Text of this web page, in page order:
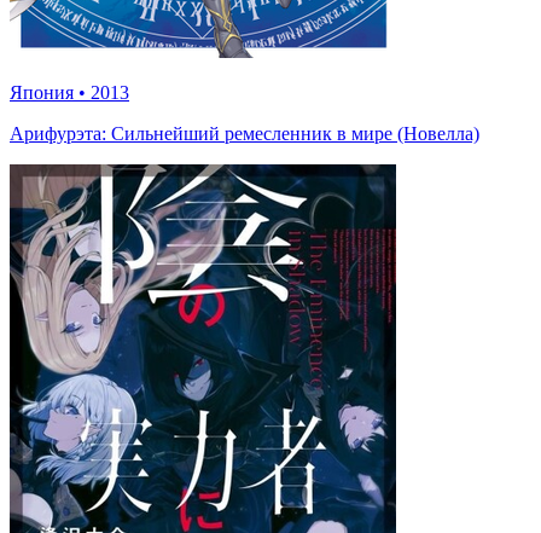
Япония • 2013
Арифурэта: Сильнейший ремесленник в мире (Новелла)